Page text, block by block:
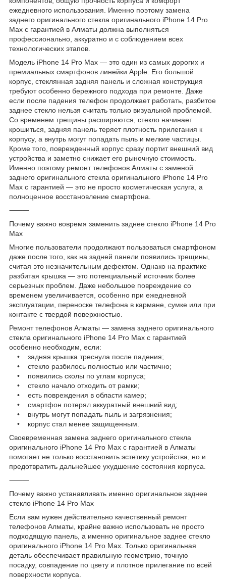
ежедневного использования. Именно поэтому замена
заднего оригинального стекла оригинального iPhone 14 Pro
Max с гарантией в Алматы должна выполняться
профессионально, аккуратно и с соблюдением всех
технологических этапов.
Модель iPhone 14 Pro Max — это один из самых дорогих и
премиальных смартфонов линейки Apple. Его большой
корпус, стеклянная задняя панель и сложная конструкция
требуют особенно бережного подхода при ремонте. Даже
если после падения телефон продолжает работать, разбитое
заднее стекло нельзя считать только визуальной проблемой.
Со временем трещины расширяются, стекло начинает
крошиться, задняя панель теряет плотность прилегания к
корпусу, а внутрь могут попадать пыль и мелкие частицы.
Кроме того, поврежденный корпус сразу портит внешний вид
устройства и заметно снижает его рыночную стоимость.
Именно поэтому ремонт телефонов Алматы с заменой
заднего оригинального стекла оригинального iPhone 14 Pro
Max с гарантией — это не просто косметическая услуга, а
полноценное восстановление смартфона.
⸻
Почему важно вовремя заменить заднее стекло iPhone 14 Pro
Max
Многие пользователи продолжают пользоваться смартфоном
даже после того, как на задней панели появились трещины,
считая это незначительным дефектом. Однако на практике
разбитая крышка — это потенциальный источник более
серьезных проблем. Даже небольшое повреждение со
временем увеличивается, особенно при ежедневной
эксплуатации, переноске телефона в кармане, сумке или при
контакте с твердой поверхностью.
Ремонт телефонов Алматы — замена заднего оригинального
стекла оригинального iPhone 14 Pro Max с гарантией
особенно необходим, если:
• задняя крышка треснула после падения;
• стекло разбилось полностью или частично;
• появились сколы по углам корпуса;
• стекло начало отходить от рамки;
• есть повреждения в области камер;
• смартфон потерял аккуратный внешний вид;
• внутрь могут попадать пыль и загрязнения;
• корпус стал менее защищенным.
Своевременная замена заднего оригинального стекла
оригинального iPhone 14 Pro Max с гарантией в Алматы
помогает не только восстановить эстетику устройства, но и
предотвратить дальнейшее ухудшение состояния корпуса.
⸻
Почему важно устанавливать именно оригинальное заднее
стекло iPhone 14 Pro Max
Если вам нужен действительно качественный ремонт
телефонов Алматы, крайне важно использовать не просто
подходящую панель, а именно оригинальное заднее стекло
оригинального iPhone 14 Pro Max. Только оригинальная
деталь обеспечивает правильную геометрию, точную
посадку, совпадение по цвету и плотное прилегание по всей
поверхности корпуса.